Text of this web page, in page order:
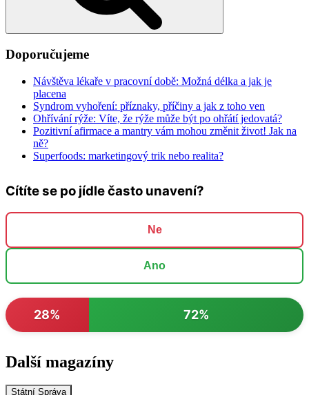
Doporučujeme
Návštěva lékaře v pracovní době: Možná délka a jak je
placena
Syndrom vyhoření: příznaky, příčiny a jak z toho ven
Ohřívání rýže: Víte, že rýže může být po ohřátí jedovatá?
Pozitivní afirmace a mantry vám mohou změnit život! Jak na
ně?
Superfoods: marketingový trik nebo realita?
Cítíte se po jídle často unavení?
Ne
Ano
28% 72%
Další magazíny
Státní Správa